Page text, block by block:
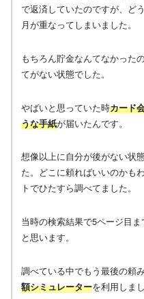
で返済していたのですが、ど
月が重なってしまいました。
もちろん貯金なんてなかった
てがない状態でした。
やばいと思っていた時カード
うな手紙が届いたんです。
想像以上に自分が後がない状
た。どこに頼ればいいのかも
トでひたすら調べてました。
当時の検索結果で5ページ目
と思います。
調べている中でもう最後の頼
額シミュレーターを利用しまし